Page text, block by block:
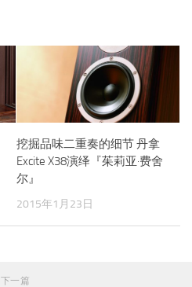
挖掘品味二重奏的细节 丹拿
Excite X38演绎『茱莉亚·费舍
尔』
2015年1月23日
下一篇